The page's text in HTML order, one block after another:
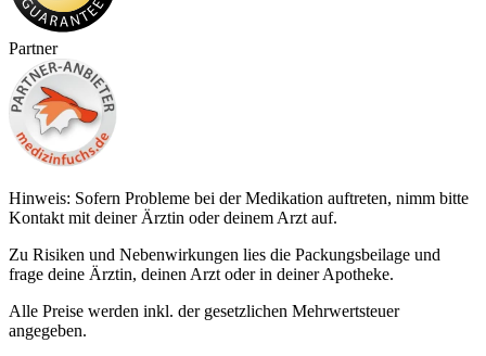
Partner
Hinweis: Sofern Probleme bei der Medikation auftreten, nimm bitte
Kontakt mit deiner Ärztin oder deinem Arzt auf.
Zu Risiken und Nebenwirkungen lies die Packungsbeilage und
frage deine Ärztin, deinen Arzt oder in deiner Apotheke.
Alle Preise werden inkl. der gesetzlichen Mehrwertsteuer
angegeben.